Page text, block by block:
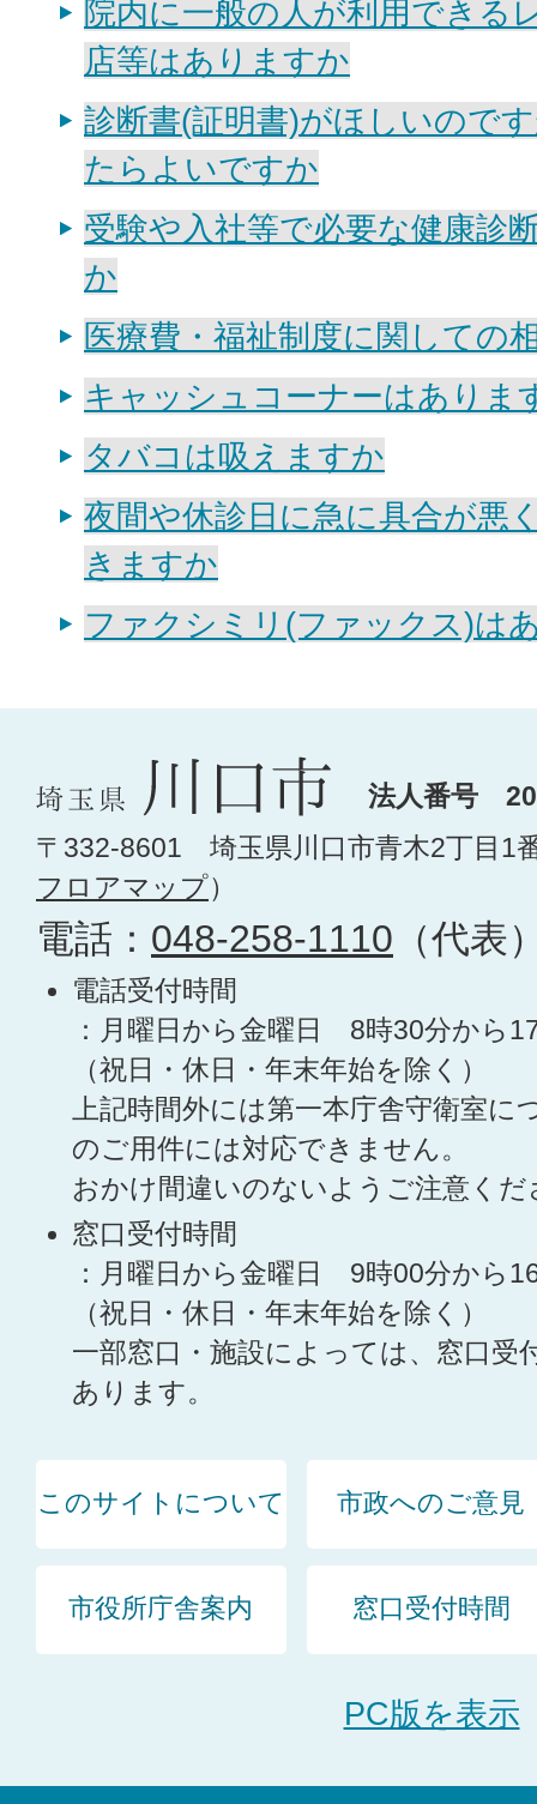
院内に一般の人が利用できる
店等はありますか
診断書(証明書)がほしいので
たらよいですか
受験や入社等で必要な健康診
か
医療費・福祉制度に関しての
キャッシュコーナーはありま
タバコは吸えますか
夜間や休診日に急に具合が悪
きますか
ファクシミリ(ファックス)は
法人番号
〒332-8601 埼玉県川口市青木2丁目1
フロアマップ）
電話： 048-258-1110 （代表
電話受付時間
：月曜日から金曜日 8時30分から
（祝日・休日・年末年始を除く）
上記時間外には第一本庁舎守衛室に
のご用件には対応できません。
おかけ間違いのないようご注意くだ
窓口受付時間
：月曜日から金曜日 9時00分から
（祝日・休日・年末年始を除く）
一部窓口・施設によっては、窓口受
あります。
このサイトについて 市政へのご意見
市役所庁舎案内 窓口受付時間
PC版を表示